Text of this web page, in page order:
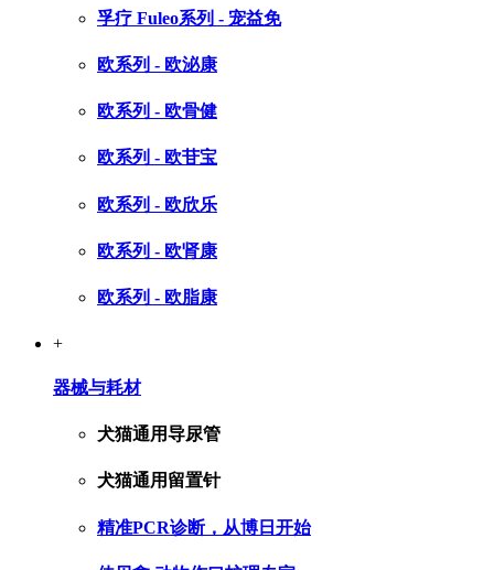
孚疗 Fuleo系列 - 宠益免
欧系列 - 欧泌康
欧系列 - 欧骨健
欧系列 - 欧苷宝
欧系列 - 欧欣乐
欧系列 - 欧肾康
欧系列 - 欧脂康
+
器械与耗材
犬猫通用导尿管
犬猫通用留置针
精准PCR诊断，从博日开始